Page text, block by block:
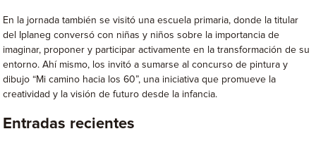
En la jornada también se visitó una escuela primaria, donde la titular
del Iplaneg conversó con niñas y niños sobre la importancia de
imaginar, proponer y participar activamente en la transformación de su
entorno. Ahí mismo, los invitó a sumarse al concurso de pintura y
dibujo “Mi camino hacia los 60”, una iniciativa que promueve la
creatividad y la visión de futuro desde la infancia.
Entradas recientes